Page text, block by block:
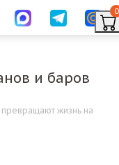
0
и баров
превращают жизнь на